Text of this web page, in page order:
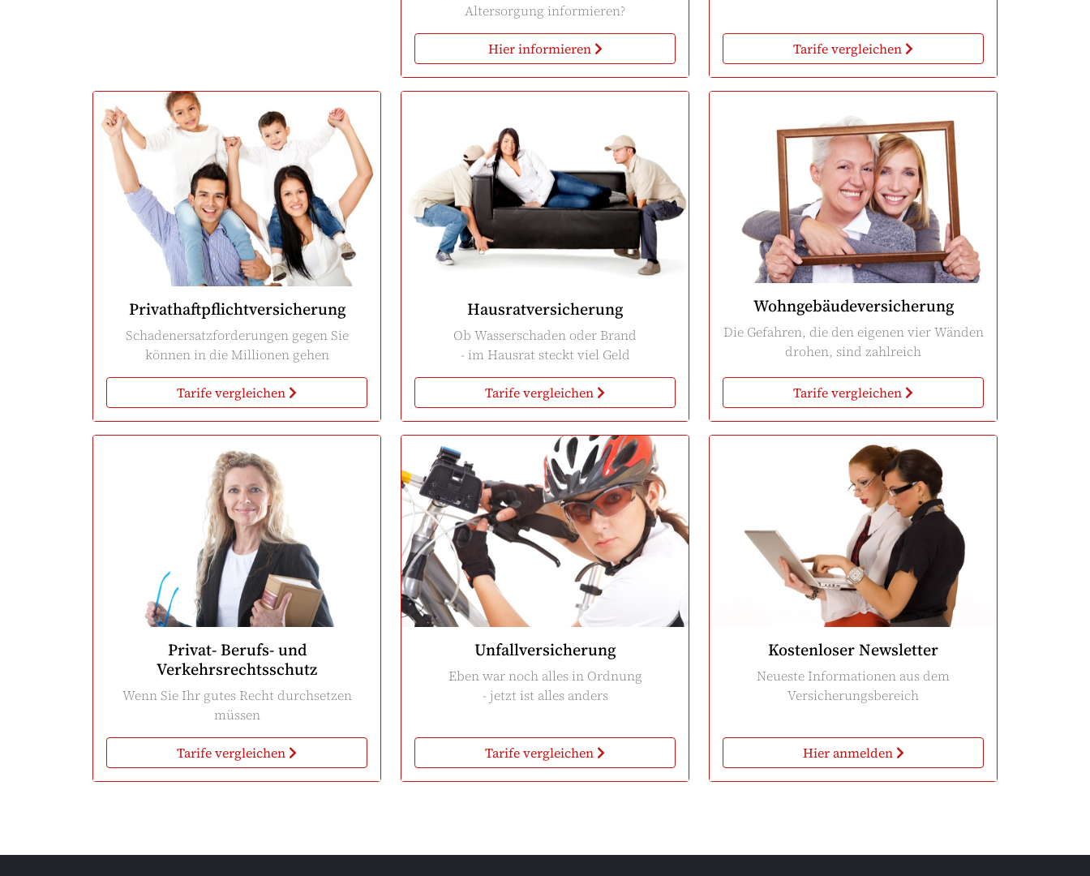
Altersorgung informieren?
Hier informieren Tarife vergleichen
Privathaftpflichtversicherung
Schadenersatzforderungen gegen Sie
können in die Millionen gehen
Tarife vergleichen
Hausratversicherung
Ob Wasserschaden oder Brand
- im Hausrat steckt viel Geld
Tarife vergleichen
Wohngebäudeversicherung
Die Gefahren, die den eigenen vier Wänden
drohen, sind zahlreich
Tarife vergleichen
Privat- Berufs- und
Verkehrsrechtsschutz
Wenn Sie Ihr gutes Recht durchsetzen
müssen
Tarife vergleichen
Unfallversicherung
Eben war noch alles in Ordnung
- jetzt ist alles anders
Tarife vergleichen
Kostenloser Newsletter
Neueste Informationen aus dem
Versicherungsbereich
Hier anmelden